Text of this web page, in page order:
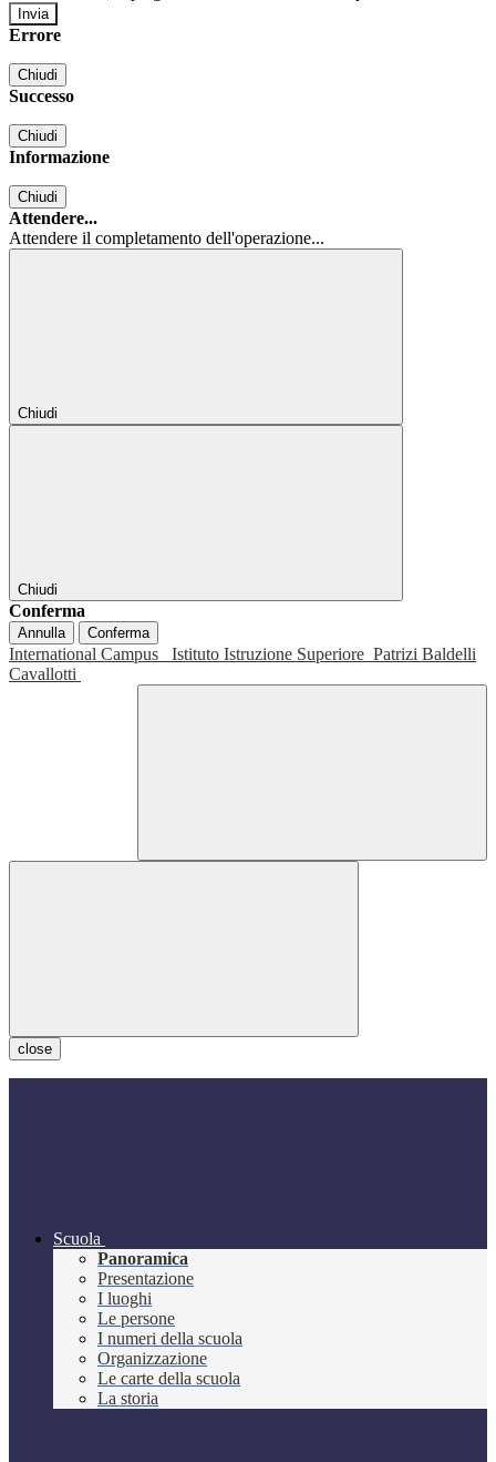
Errore
Chiudi
Successo
Chiudi
Informazione
Chiudi
Attendere...
Attendere il completamento dell'operazione...
Chiudi
Chiudi
Conferma
Annulla Conferma
International Campus Istituto Istruzione Superiore Patrizi Baldelli
Cavallotti
close
Scuola
Panoramica
Presentazione
I luoghi
Le persone
I numeri della scuola
Organizzazione
Le carte della scuola
La storia